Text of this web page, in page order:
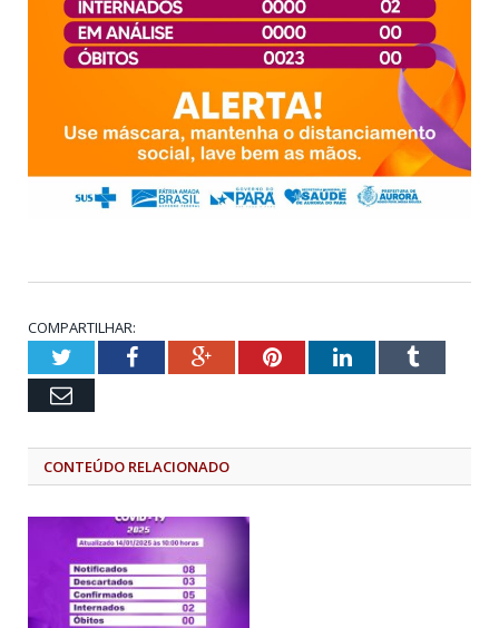
COMPARTILHAR:
TwitterFacebookGoogle+PinterestLinkedInTumblr
Email
CONTEÚDO RELACIONADO